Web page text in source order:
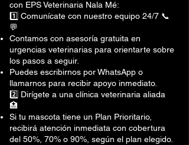
con EPS Veterinaria Nala Mé:
1️⃣ Comunícate con nuestro equipo 24/7 📞
💬
Contamos con asesoría gratuita en
urgencias veterinarias para orientarte sobre
los pasos a seguir.
Puedes escribirnos por WhatsApp o
llamarnos para recibir apoyo inmediato.
2️⃣ Dirígete a una clínica veterinaria aliada
🏥
Si tu mascota tiene un Plan Prioritario,
recibirá atención inmediata con cobertura
del 50%, 70% o 90%, según el plan elegido.